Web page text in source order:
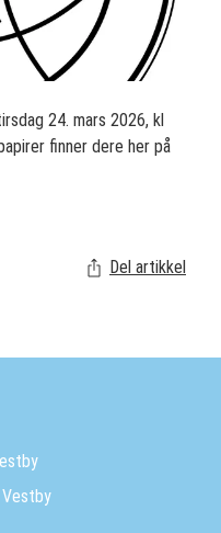
24. mars 2026, kl
finner dere her på
Del artikkel
Vestby